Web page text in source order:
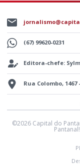
(67) 99620-0231
Editora-chefe:
Rua Colombo, 1467
©2026 Capital do